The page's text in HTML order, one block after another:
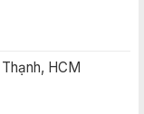
HCM